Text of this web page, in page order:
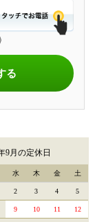
る
9月の定休日
水 木 金 土
2 3 4 5
9 10 11 12